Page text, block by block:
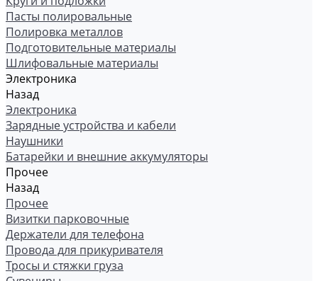
Пасты полировальные
Полировка металлов
Подготовительные материалы
Шлифовальные материалы
Электроника
Назад
Электроника
Зарядные устройства и кабели
Наушники
Батарейки и внешние аккумуляторы
Прочее
Назад
Прочее
Визитки парковочные
Держатели для телефона
Провода для прикуривателя
Тросы и стяжки груза